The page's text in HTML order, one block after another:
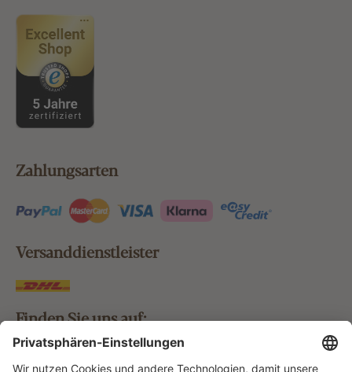
Zahlungsarten
Versanddienstleister
Finden Sie uns auf: